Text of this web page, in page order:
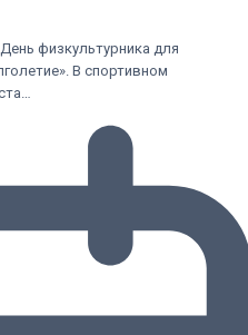
физкультурника для
В спортивном